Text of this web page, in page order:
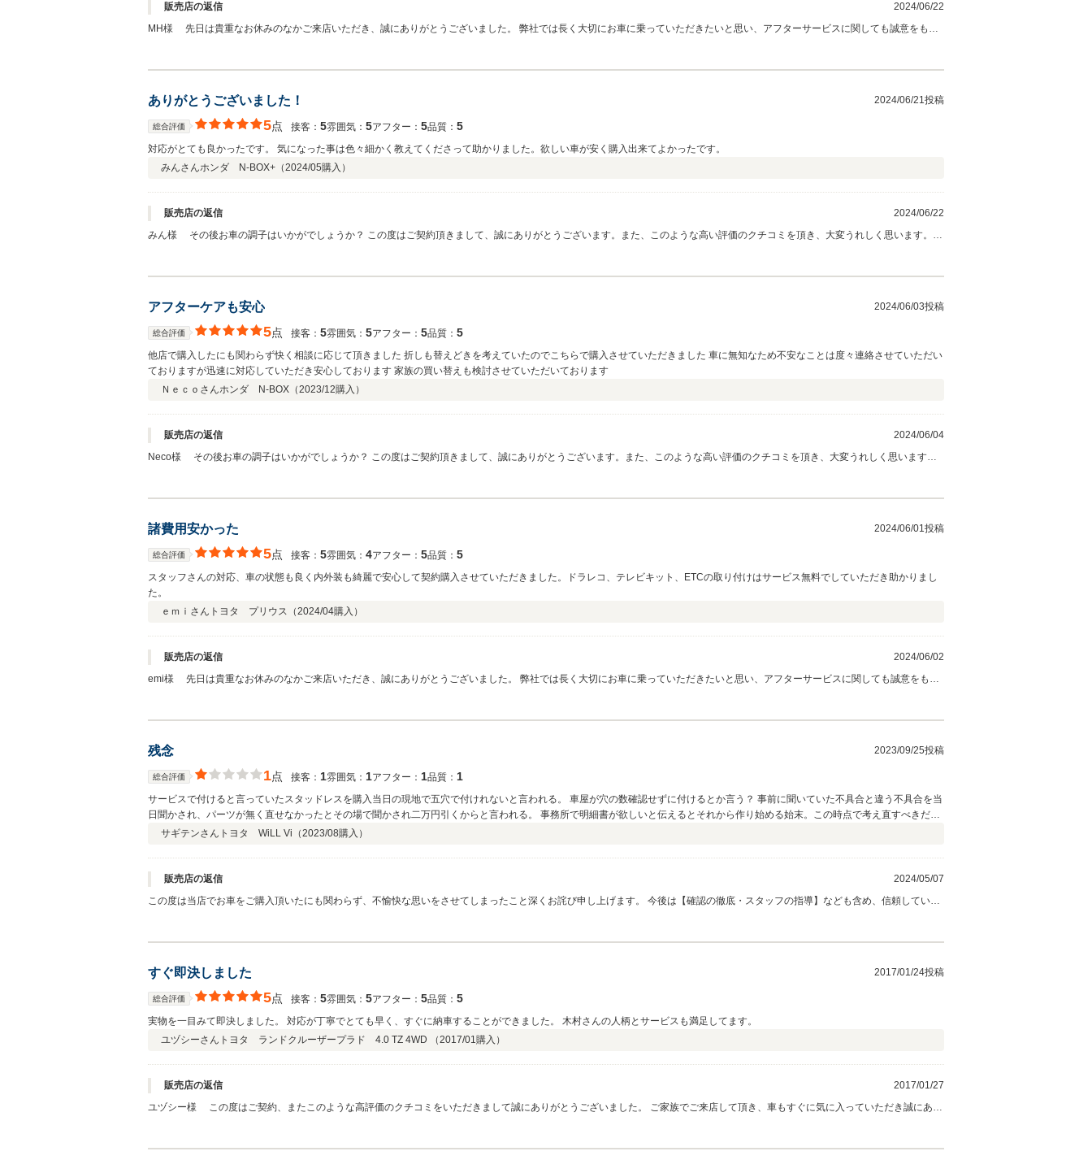
販売店の返信
2024/06/22
MH様 先日は貴重なお休みのなかご来店いただき、誠にありがとうございました。 弊社では長く大切にお車に乗っていただきたいと思い、アフターサービスに関しても誠意をもっ
ありがとうございました！ 2024/06/21投稿
総合評価 5点 接客： 5雰囲気： 5アフター： 5品質： 5
対応がとても良かったです。 気になった事は色々細かく教えてくださって助かりました。欲しい車が安く購入出来てよかったです。
みんさんホンダ N-BOX+（2024/05購入）
販売店の返信
2024/06/22
みん様 その後お車の調子はいかがでしょうか？ この度はご契約頂きまして、誠にありがとうございます。また、このような高い評価のクチコミを頂き、大変うれしく思います。
アフターケアも安心 2024/06/03投稿
総合評価 5点 接客： 5雰囲気： 5アフター： 5品質： 5
他店で購入したにも関わらず快く相談に応じて頂きました 折しも替えどきを考えていたのでこちらで購入させていただきました 車に無知なため不安なことは度々連絡させていただい
ておりますが迅速に対応していただき安心しております 家族の買い替えも検討させていただいております
Ｎｅｃｏさんホンダ N-BOX（2023/12購入）
販売店の返信
2024/06/04
Neco様 その後お車の調子はいかがでしょうか？ この度はご契約頂きまして、誠にありがとうございます。また、このような高い評価のクチコミを頂き、大変うれしく思います。
諸費用安かった 2024/06/01投稿
総合評価 5点 接客： 5雰囲気： 4アフター： 5品質： 5
スタッフさんの対応、車の状態も良く内外装も綺麗で安心して契約購入させていただきました。ドラレコ、テレビキット、ETCの取り付けはサービス無料でしていただき助かりまし
た。
ｅｍｉさん トヨタ プリウス（2024/04購入）
販売店の返信
2024/06/02
emi様 先日は貴重なお休みのなかご来店いただき、誠にありがとうございました。 弊社では長く大切にお車に乗っていただきたいと思い、アフターサービスに関しても誠意をもっ
残念 2023/09/25投稿
総合評価 1点 接客： 1雰囲気： 1アフター： 1品質： 1
サービスで付けると言っていたスタッドレスを購入当日の現地で五穴で付けれないと言われる。 車屋が穴の数確認せずに付けるとか言う？ 事前に聞いていた不具合と違う不具合を当
日聞かされ、パーツが無く直せなかったとその場で聞かされ二万円引くからと言われる。 事務所で明細書が欲しいと伝えるとそれから作り始める始末。この時点で考え直すべきだっ
た。 ありがとうございますもいらっしゃいませも言わずスマホを弄っている従業員らしき人が一名いるが、それまで電話しようがメールをしようがそれ以外の1人の対応のみ。メー
ているから大丈夫と送ってこない。はっ？ 納車された車体の汚さ。とりあえず外は水かけて拭いた、内は見えるとこだけ拭いた、という感じ。何か液体が垂れたような後もある。給
油口、ピラー部分は土埃で真っ黒。車内の色なポケット部品も埃だらけ。これで納車する車屋。 納車後に聞いていた不具合と違う症状かあり地元の車屋で見てもらい、直る可能性が
純正品が無いとしか言わず、話しにならないので五万返金してもらう。 結局地元の車屋で純正品で直りましたが、65000程かかってしまった。 さらにその後、カーセンサー認定車の
サギテンさん トヨタ WiLL Vi（2023/08購入）
販売店の返信
2024/05/07
この度は当店でお車をご購入頂いたにも関わらず、不愉快な思いをさせてしまったこと深くお詫び申し上げます。 今後は【確認の徹底・スタッフの指導】なども含め、信頼していた
すぐ即決しました 2017/01/24投稿
総合評価 5点 接客： 5雰囲気： 5アフター： 5品質： 5
実物を一目みて即決しました。 対応が丁寧でとても早く、すぐに納車することができました。 木村さんの人柄とサービスも満足してます。
ユヅシーさん トヨタ ランドクルーザープラド 4.0 TZ 4WD （2017/01購入）
販売店の返信
2017/01/27
ユヅシー様 この度はご契約、またこのような高評価のクチコミをいただきまして誠にありがとうございました。 ご家族でご来店して頂き、車もすぐに気に入っていただき誠にあり